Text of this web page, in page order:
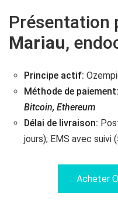
Présentation
Mariau,
Principe actif:
Méthode de paiement:
Bitcoin, Ethereum
Délai de livraison:
jours); EMS avec suivi
Acheter